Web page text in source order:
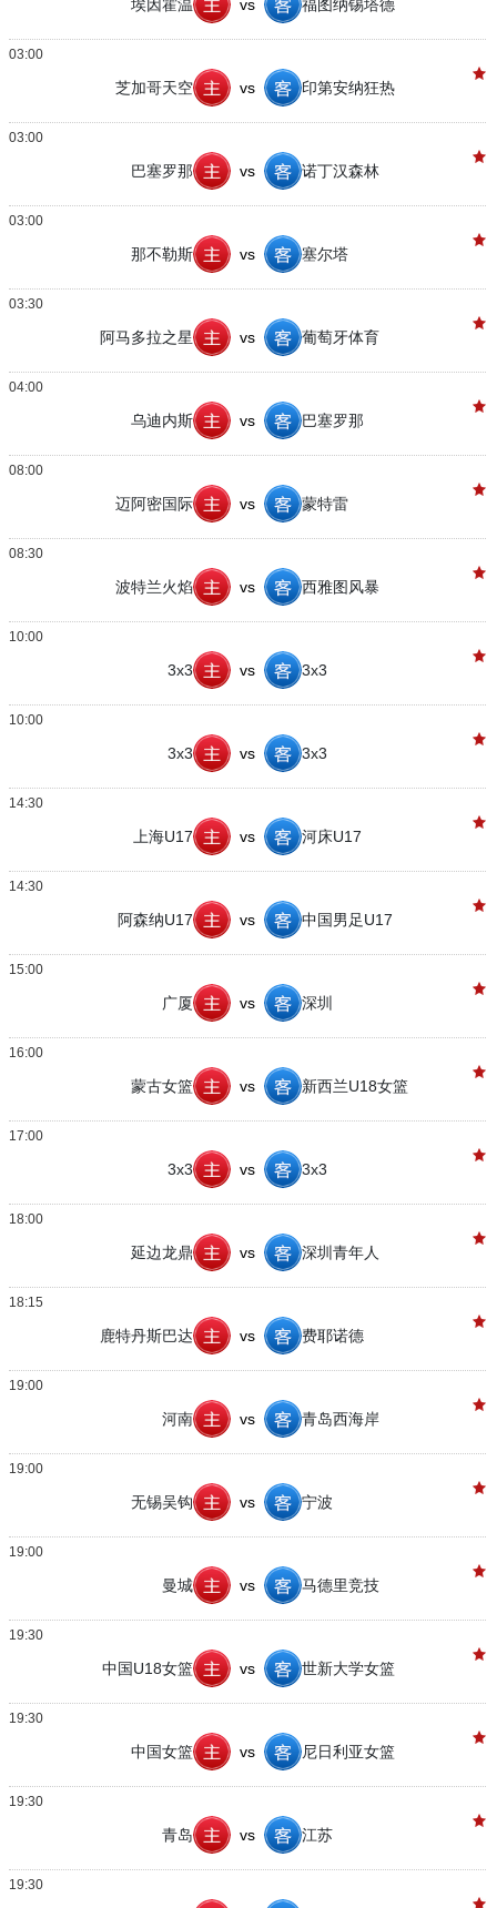
埃因霍温 vs 福图纳锡塔德
03:00
芝加哥天空 vs 印第安纳狂热
03:00
巴塞罗那 vs 诺丁汉森林
03:00
那不勒斯 vs 塞尔塔
03:30
阿马多拉之星 vs 葡萄牙体育
04:00
乌迪内斯 vs 巴塞罗那
08:00
迈阿密国际 vs 蒙特雷
08:30
波特兰火焰 vs 西雅图风暴
10:00
3x3 vs 3x3
10:00
3x3 vs 3x3
14:30
上海U17 vs 河床U17
14:30
阿森纳U17 vs 中国男足U17
15:00
广厦 vs 深圳
16:00
蒙古女篮 vs 新西兰U18女篮
17:00
3x3 vs 3x3
18:00
延边龙鼎 vs 深圳青年人
18:15
鹿特丹斯巴达 vs 费耶诺德
19:00
河南 vs 青岛西海岸
19:00
无锡吴钩 vs 宁波
19:00
曼城 vs 马德里竞技
19:30
中国U18女篮 vs 世新大学女篮
19:30
中国女篮 vs 尼日利亚女篮
19:30
青岛 vs 江苏
19:30